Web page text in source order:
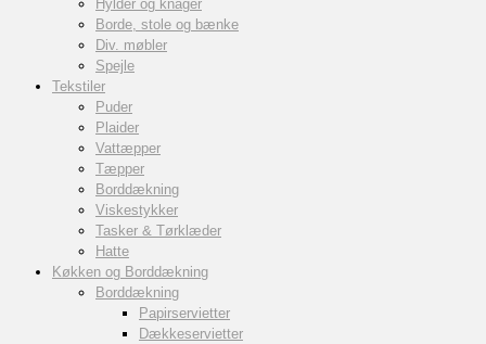
Hylder og knager
Borde, stole og bænke
Div. møbler
Spejle
Tekstiler
Puder
Plaider
Vattæpper
Tæpper
Borddækning
Viskestykker
Tasker & Tørklæder
Hatte
Køkken og Borddækning
Borddækning
Papirservietter
Dækkeservietter